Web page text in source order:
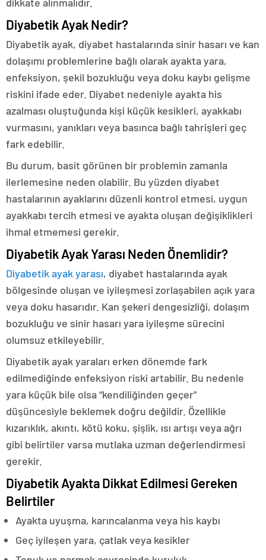
Diyabetik Ayak Nedir?
Diyabetik ayak, diyabet hastalarında sinir hasarı ve kan
dolaşımı problemlerine bağlı olarak ayakta yara,
enfeksiyon, şekil bozukluğu veya doku kaybı gelişme
riskini ifade eder. Diyabet nedeniyle ayakta his
azalması oluştuğunda kişi küçük kesikleri, ayakkabı
vurmasını, yanıkları veya basınca bağlı tahrişleri geç
fark edebilir.
Bu durum, basit görünen bir problemin zamanla
ilerlemesine neden olabilir. Bu yüzden diyabet
hastalarının ayaklarını düzenli kontrol etmesi, uygun
ayakkabı tercih etmesi ve ayakta oluşan değişiklikleri
ihmal etmemesi gerekir.
Diyabetik Ayak Yarası Neden Önemlidir?
Diyabetik ayak yarası, diyabet hastalarında ayak
bölgesinde oluşan ve iyileşmesi zorlaşabilen açık yara
veya doku hasarıdır. Kan şekeri dengesizliği, dolaşım
bozukluğu ve sinir hasarı yara iyileşme sürecini
olumsuz etkileyebilir.
Diyabetik ayak yaraları erken dönemde fark
edilmediğinde enfeksiyon riski artabilir. Bu nedenle
yara küçük bile olsa “kendiliğinden geçer”
düşüncesiyle beklemek doğru değildir. Özellikle
kızarıklık, akıntı, kötü koku, şişlik, ısı artışı veya ağrı
gibi belirtiler varsa mutlaka uzman değerlendirmesi
gerekir.
Diyabetik Ayakta Dikkat Edilmesi Gereken
Belirtiler
Ayakta uyuşma, karıncalanma veya his kaybı
Geç iyileşen yara, çatlak veya kesikler